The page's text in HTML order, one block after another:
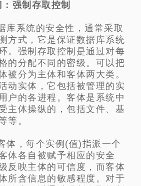
强制存取控制
库系统的安全性，通常采取
方式，它是保证数据库系统
。强制存取控制是通过对每
的分配不同的密级。可以把
被分为主体和客体两大类。
动实体，它包括被管理的实
户的各进程。客体是系统中
主体操纵的，包括文件、基
等。
体，每个实例(值)指派一个
体各自被赋予相应的安全
反映主体的可信度，而客体
所含信息的敏感程度。对于